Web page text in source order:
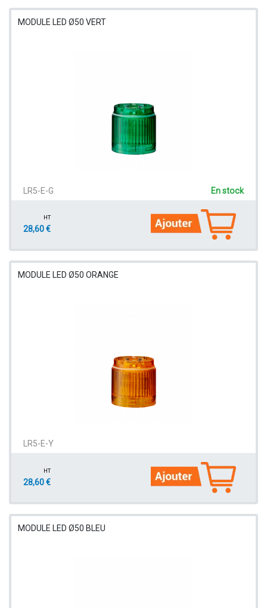
MODULE LED Ø50 VERT
LR5-E-G En stock
HT
28,60 €
MODULE LED Ø50 ORANGE
LR5-E-Y
HT
28,60 €
MODULE LED Ø50 BLEU